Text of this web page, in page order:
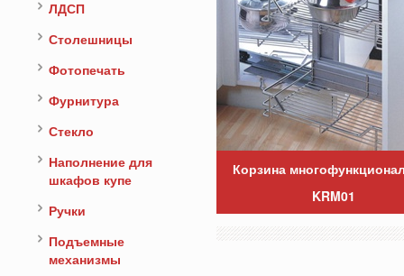
ЛДСП
Столешницы
Фотопечать
Фурнитура
Стекло
Наполнение для
шкафов купе
Ручки
Подъемные
механизмы
Корзина
KRM01